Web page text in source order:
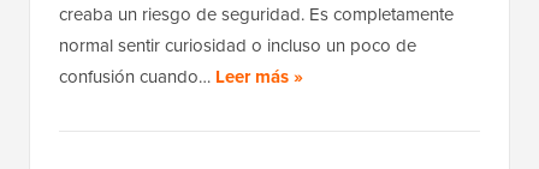
creaba un riesgo de seguridad. Es completamente
normal sentir curiosidad o incluso un poco de
confusión cuando… Leer más »